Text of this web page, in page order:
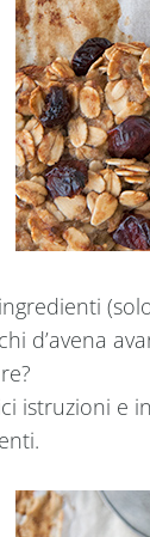
d’avena
istruzioni e